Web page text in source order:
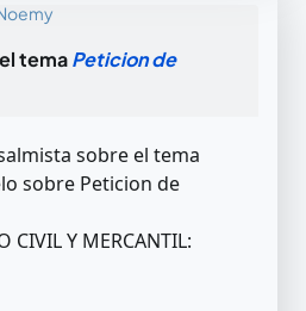
temaPeticion de
sobre el tema
sobre Peticion de
CIVIL Y MERCANTIL: